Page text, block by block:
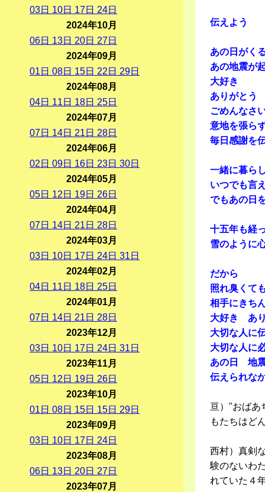
伝えよう
あの日がく
あの地震が
大好き
ありがとう
ごめんなさ
意地を張ら
毎日感謝を
一緒に暮ら
いつでも言
でもあの日
十五年も経
雪のように
だから
照れ臭くて
相手にきち
大好き あ
大切な人に
大切な人に
あの日 地震
伝えられな
亘）"おばあ
もたちはど
西村）真剣
験のないわ
れていた４
03日 10日 17日 24日
2024年10月
06日 13日 20日 27日
2024年09月
01 日 08日 15日 22 日 29日
2024年08月
04日 11 日 18日 25日
2024年07月
07日 14日 21 日 28日
2024年06月
02 日 09日 16日 23日 30日
2024年05月
05日 12 日 19日 26日
2024年04月
07日 14日 21 日 28日
2024年03月
03日 10日 17日 24日 31 日
2024年02月
04日 11 日 18日 25日
2024年01月
07日 14日 21 日 28日
2023年12月
03日 10日 17日 24日 31 日
2023年11月
05日 12 日 19日 26日
2023年10月
01 日 08日 15日 15日 29日
2023年09月
03日 10日 17日 24日
2023年08月
06日 13日 20日 27日
2023年07月